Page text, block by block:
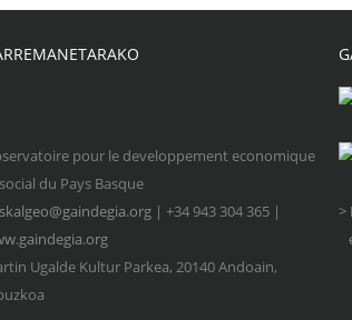
pour le developpement economique
du Pays Basque
| +34 943 304 365 |
Ugalde Kultur Parkea, 20140 Andoain,
>